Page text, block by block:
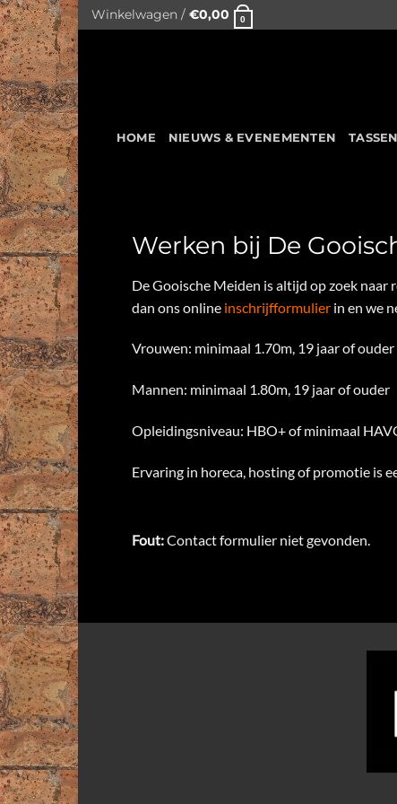
Skip
to
content
Winkelwagen / €0,00 0
HOME NIEUWS & EVENEMENTEN TASSEN
Werken bij De
De Gooische Meiden is altijd op zoek naar
dan ons online inschrijfformulier in en we
Vrouwen: minimaal 1.70m, 19 jaar of ouder
Mannen: minimaal 1.80m, 19 jaar of ouder
Opleidingsniveau: HBO+ of minimaal
Ervaring in horeca, hosting of promotie is
Fout:Contact formulier niet gevonden.